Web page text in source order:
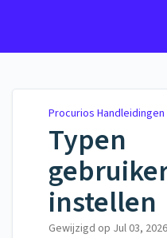
Procurios Handleidingen
Typen
instellen
Gewijzigd op Jul 03, 2026